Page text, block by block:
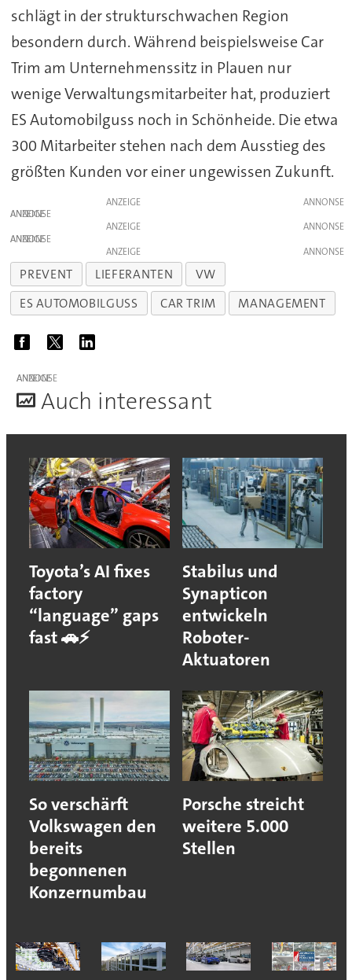
schlägt in der strukturschwachen Region
besondern durch. Während beispielsweise Car
Trim am Unternehmenssitz in Plauen nur
wenige Verwaltungsmitarbeiter hat, produziert
ES Automobilguss noch in Schönheide. Die etwa
300 Mitarbeiter stehen nach dem Ausstieg des
größten Kunden vor einer ungewissen Zukunft.
ANZEIGE
ANZEIGE
ANZEIGE
ANZEIGE
ANZEIGE
PREVENT LIEFERANTEN
VW
ES AUTOMOBILGUSS
CAR TRIM MANAGEMENT
ANZEIGE
Auch interessant
Toyota’s AI fixes
factory
“language” gaps
fast 🚗⚡
Stabilus und
Synapticon
entwickeln
Roboter-
Aktuatoren
So verschärft
Volkswagen den
bereits
begonnenen
Konzernumbau
Porsche streicht
weitere 5.000
Stellen